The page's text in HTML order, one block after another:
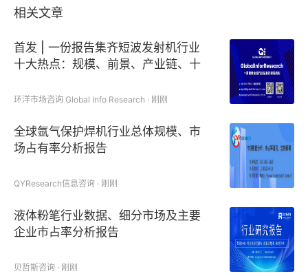
相关文章
首发 | 一份报告集齐短波发射机行业
十大热点：规模、前景、产业链、十
研究、分析
环洋市场咨询 Global Info Research · 刚刚
全球氩气保护焊机行业总体规模、市
场占有率分析报告
QYResearch信息咨询 · 刚刚
液体粉笔行业数据、细分市场及主要
企业市占率分析报告
贝哲斯咨询 · 刚刚